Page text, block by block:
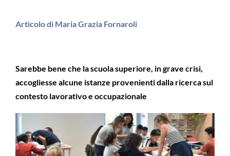
Articolo di Maria Grazia Fornaroli
Sarebbe bene che la scuola superiore, in grave crisi,
accogliesse alcune istanze provenienti dalla ricerca sul
contesto lavorativo e occupazionale